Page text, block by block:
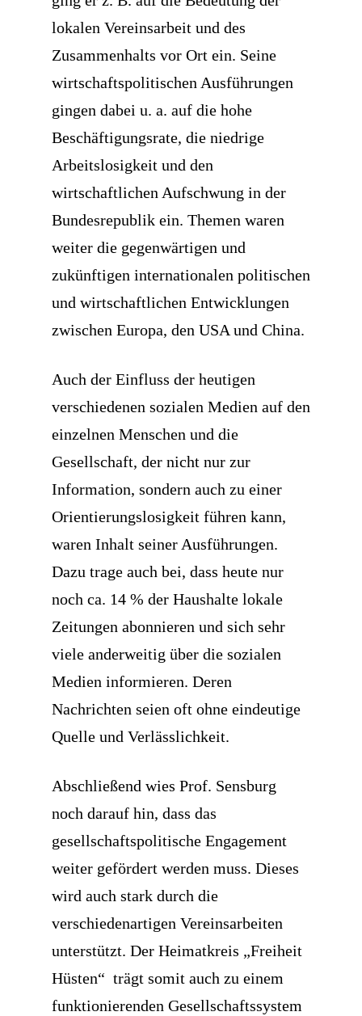
lokalen Vereinsarbeit und des
Zusammenhalts vor Ort ein. Seine
wirtschaftspolitischen Ausführungen
gingen dabei u. a. auf die hohe
Beschäftigungsrate, die niedrige
Arbeitslosigkeit und den
wirtschaftlichen Aufschwung in der
Bundesrepublik ein. Themen waren
weiter die gegenwärtigen und
zukünftigen internationalen politischen
und wirtschaftlichen Entwicklungen
zwischen Europa, den USA und China.
Auch der Einfluss der heutigen
verschiedenen sozialen Medien auf den
einzelnen Menschen und die
Gesellschaft, der nicht nur zur
Information, sondern auch zu einer
Orientierungslosigkeit führen kann,
waren Inhalt seiner Ausführungen.
Dazu trage auch bei, dass heute nur
noch ca. 14 % der Haushalte lokale
Zeitungen abonnieren und sich sehr
viele anderweitig über die sozialen
Medien informieren. Deren
Nachrichten seien oft ohne eindeutige
Quelle und Verlässlichkeit.
Abschließend wies Prof. Sensburg
noch darauf hin, dass das
gesellschaftspolitische Engagement
weiter gefördert werden muss. Dieses
wird auch stark durch die
verschiedenartigen Vereinsarbeiten
unterstützt. Der Heimatkreis „Freiheit
Hüsten“ trägt somit auch zu einem
funktionierenden Gesellschaftssystem